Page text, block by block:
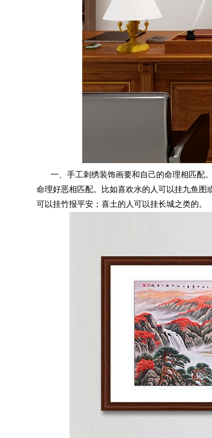
一、手工刺绣装饰画要和自己的命理相匹配。
命理好恶相匹配。比如喜欢水的人可以挂九鱼图
可以挂竹报平安；喜土的人可以挂长城之类的。